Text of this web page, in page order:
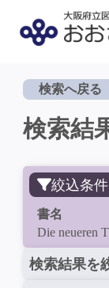
検索へ戻る
検索結
絞込条件
書名
Die neueren
検索結果を